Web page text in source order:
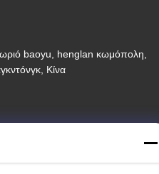
baoyu, henglan κωμόπολη,
Κίνα